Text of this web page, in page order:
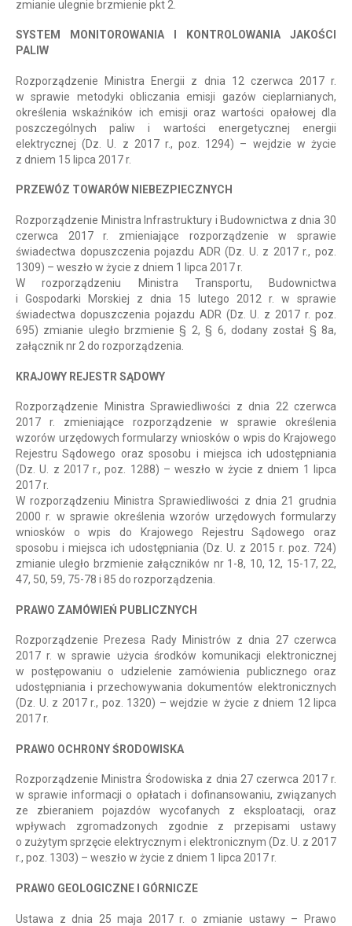
zmianie ulegnie brzmienie pkt 2.
SYSTEM MONITOROWANIA I KONTROLOWANIA JAKOŚCI
PALIW
Rozporządzenie Ministra Energii z dnia 12 czerwca 2017 r.
w sprawie metodyki obliczania emisji gazów cieplarnianych,
określenia wskaźników ich emisji oraz wartości opałowej dla
poszczególnych paliw i wartości energetycznej energii
elektrycznej (Dz. U. z 2017 r., poz. 1294) – wejdzie w życie
z dniem 15 lipca 2017 r.
PRZEWÓZ TOWARÓW NIEBEZPIECZNYCH
Rozporządzenie Ministra Infrastruktury i Budownictwa z dnia 30
czerwca 2017 r. zmieniające rozporządzenie w sprawie
świadectwa dopuszczenia pojazdu ADR (Dz. U. z 2017 r., poz.
1309) – weszło w życie z dniem 1 lipca 2017 r.
W rozporządzeniu Ministra Transportu, Budownictwa
i Gospodarki Morskiej z dnia 15 lutego 2012 r. w sprawie
świadectwa dopuszczenia pojazdu ADR (Dz. U. z 2017 r. poz.
695) zmianie uległo brzmienie § 2, § 6, dodany został § 8a,
załącznik nr 2 do rozporządzenia.
KRAJOWY REJESTR SĄDOWY
Rozporządzenie Ministra Sprawiedliwości z dnia 22 czerwca
2017 r. zmieniające rozporządzenie w sprawie określenia
wzorów urzędowych formularzy wniosków o wpis do Krajowego
Rejestru Sądowego oraz sposobu i miejsca ich udostępniania
(Dz. U. z 2017 r., poz. 1288) – weszło w życie z dniem 1 lipca
2017 r.
W rozporządzeniu Ministra Sprawiedliwości z dnia 21 grudnia
2000 r. w sprawie określenia wzorów urzędowych formularzy
wniosków o wpis do Krajowego Rejestru Sądowego oraz
sposobu i miejsca ich udostępniania (Dz. U. z 2015 r. poz. 724)
zmianie uległo brzmienie załączników nr 1-8, 10, 12, 15-17, 22,
47, 50, 59, 75-78 i 85 do rozporządzenia.
PRAWO ZAMÓWIEŃ PUBLICZNYCH
Rozporządzenie Prezesa Rady Ministrów z dnia 27 czerwca
2017 r. w sprawie użycia środków komunikacji elektronicznej
w postępowaniu o udzielenie zamówienia publicznego oraz
udostępniania i przechowywania dokumentów elektronicznych
(Dz. U. z 2017 r., poz. 1320) – wejdzie w życie z dniem 12 lipca
2017 r.
PRAWO OCHRONY ŚRODOWISKA
Rozporządzenie Ministra Środowiska z dnia 27 czerwca 2017 r.
w sprawie informacji o opłatach i dofinansowaniu, związanych
ze zbieraniem pojazdów wycofanych z eksploatacji, oraz
wpływach zgromadzonych zgodnie z przepisami ustawy
o zużytym sprzęcie elektrycznym i elektronicznym (Dz. U. z 2017
r., poz. 1303) – weszło w życie z dniem 1 lipca 2017 r.
PRAWO GEOLOGICZNE I GÓRNICZE
Ustawa z dnia 25 maja 2017 r. o zmianie ustawy – Prawo